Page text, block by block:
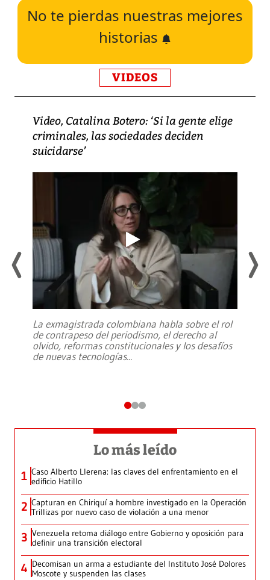
No te pierdas nuestras mejores
historias
VIDEOS
Video, Catalina Botero: ‘Si la gente elige
criminales, las sociedades deciden
suicidarse’
La exmagistrada colombiana habla sobre el rol
de contrapeso del periodismo, el derecho al
olvido, reformas constitucionales y los desafíos
de nuevas tecnologías...
Lo más leído
1 Caso Alberto Llerena: las claves del enfrentamiento en el
edificio Hatillo
2 Capturan en Chiriquí a hombre investigado en la Operación
Trillizas por nuevo caso de violación a una menor
3 Venezuela retoma diálogo entre Gobierno y oposición para
definir una transición electoral
4 Decomisan un arma a estudiante del Instituto José Dolores
Moscote y suspenden las clases